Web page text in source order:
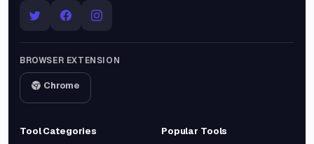
BROWSER EXTENSION
Chrome
Tool Categories Popular Tools